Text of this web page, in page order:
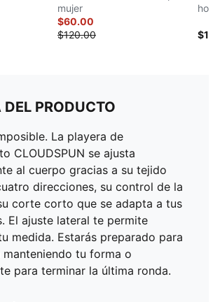
mujer
$60.00
$120.00
PRODUCTO
La playera de
CLOUDSPUN se ajusta
al cuerpo gracias a su tejido
direcciones, su control de la
corte corto que se adapta a tus
El ajuste lateral te permite
medida. Estarás preparado para
tu forma o
para terminar la última ronda.